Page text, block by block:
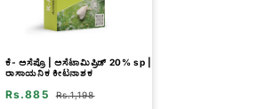
ಕೆ- ಅಸೆಪ್ರೊ | ಅಸೆಟಾಮಿಪ್ರಿಡ್ 20% sp |
ರಾಸಾಯನಿಕ ಕೀಟನಾಶಕ
Rs.885 Rs.1,198